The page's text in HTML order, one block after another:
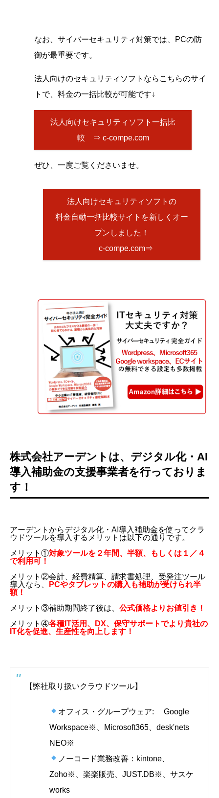
なお、サイバーセキュリティ対策では、PCの防
御が最重要です。
法人向けのセキュリティソフトならこちらのサイ
トで、料金の一括比較が可能です↓
法人向けセキュリティソフト一括比
較 ⇒ c-compe.com
ぜひ、一度ご覧くださいませ。
法人向けセキュリティソフトの
料金自動一括比較サイトを新しくオー
プンしました！
c-compe.com⇒
株式会社アーデントは、デジタル化・AI
導入補助金の支援事業者を行っておりま
す！
アーデントからデジタル化・AI導入補助金を使ってクラ
ウドツールを導入するメリットは以下の通りです。
メリット①対象ツールを２年間、半額、もしくは１／４
で利用可！
メリット②会計、経費精算、請求書処理、受発注ツール
導入なら、
PCやタブレットの購入も補助が受けられ半
額！
メリット③補助期間終了後は、 公式価格よりお値引き！
メリット④各種IT活用、DX、保守サポートでより貴社の
IT化を促進、生産性を向上します！
【弊社取り扱いクラウドツール】
オフィス・グループウェア: Google
Workspace※、Microsoft365、desk'nets
NEO※
ノーコード業務改善：kintone、
Zoho※、楽楽販売、JUST.DB※、サスケ
works